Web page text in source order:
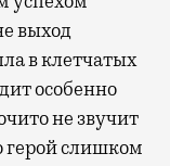
выход
в клетчатых
особенно
не звучит
герой слишком